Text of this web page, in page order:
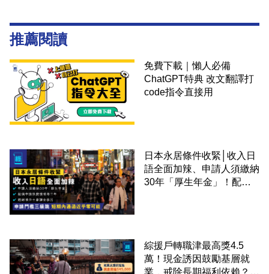
推薦閱讀
免費下載｜懶人必備
ChatGPT特典 改文翻譯打
code指令直接用
日本永居條件收緊│收入日
語全面加辣、申請人須繳納
30年「厚生年金」！配偶
綜援戶轉職津最高獎4.5
萬！現金誘因鼓勵基層就
業，戒除長期福利依賴？鄧